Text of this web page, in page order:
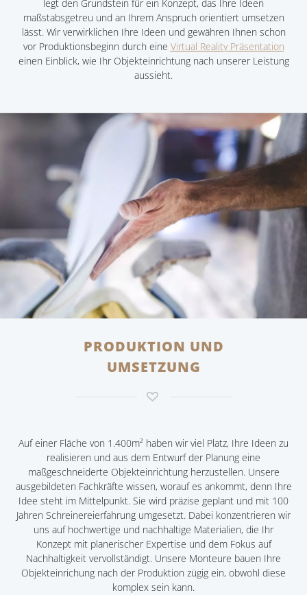
legt den Grundstein für ein Konzept, das Ihre Ideen
maßstabsgetreu und an Ihrem Anspruch orientiert umsetzen
lässt. Wir verwirklichen Ihre Ideen und gewähren Ihnen schon
vor Produktionsbeginn durch eine Virtual Reality Präsentation
einen Einblick, wie Ihr Objekteinrichtung nach unserer Leistung
aussieht.
PRODUKTION UND
UMSETZUNG
Auf einer Fläche von 1.400m² haben wir viel Platz, Ihre Ideen zu
realisieren und aus dem Entwurf der Planung eine
maßgeschneiderte Objekteinrichtung herzustellen. Unsere
ausgebildeten Fachkräfte wissen, worauf es ankommt, denn Ihre
Idee steht im Mittelpunkt. Sie wird präzise geplant und mit 100
Jahren Schreinereierfahrung umgesetzt. Dabei konzentrieren wir
uns auf hochwertige und nachhaltige Materialien, die Ihr
Konzept mit planerischer Expertise und dem Fokus auf
Nachhaltigkeit vervollständigt. Unsere Monteure bauen Ihre
Objekteinrichung nach der Produktion zügig ein, obwohl diese
komplex sein kann.